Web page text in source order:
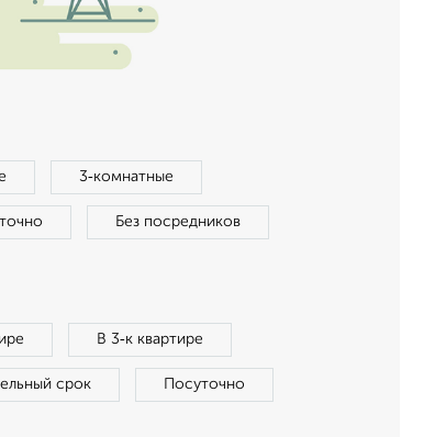
3‑комнатные
Без посредников
В 3‑к квартире
срок Посуточно